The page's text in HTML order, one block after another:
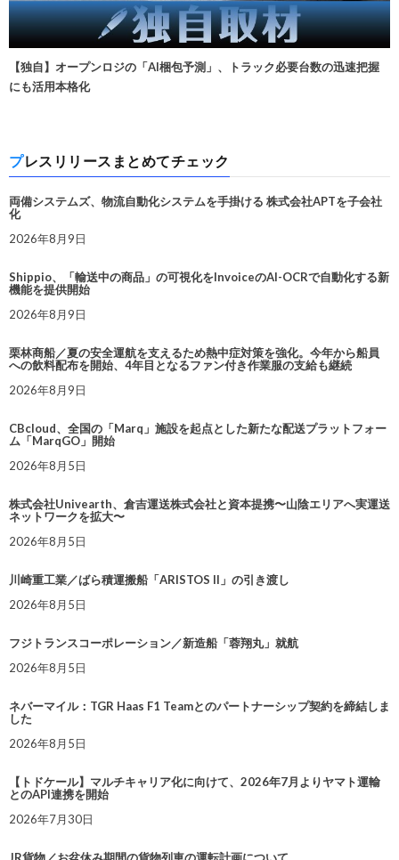
【独自】オープンロジの「AI梱包予測」、トラック必要台数の迅速把握
にも活用本格化
プレスリリースまとめてチェック
両備システムズ、物流自動化システムを手掛ける 株式会社APTを子会社
化
2026年8月9日
Shippio、「輸送中の商品」の可視化をInvoiceのAI-OCRで自動化する新
機能を提供開始
2026年8月9日
栗林商船／夏の安全運航を支えるため熱中症対策を強化。今年から船員
への飲料配布を開始、4年目となるファン付き作業服の支給も継続
2026年8月9日
CBcloud、全国の「Marq」施設を起点とした新たな配送プラットフォー
ム「MarqGO」開始
2026年8月5日
株式会社Univearth、倉吉運送株式会社と資本提携〜山陰エリアへ実運送
ネットワークを拡大〜
2026年8月5日
川崎重工業／ばら積運搬船「ARISTOS II」の引き渡し
2026年8月5日
フジトランスコーポレーション／新造船「蓉翔丸」就航
2026年8月5日
ネバーマイル：TGR Haas F1 Teamとのパートナーシップ契約を締結しま
した
2026年8月5日
【トドケール】マルチキャリア化に向けて、2026年7月よりヤマト運輸
とのAPI連携を開始
2026年7月30日